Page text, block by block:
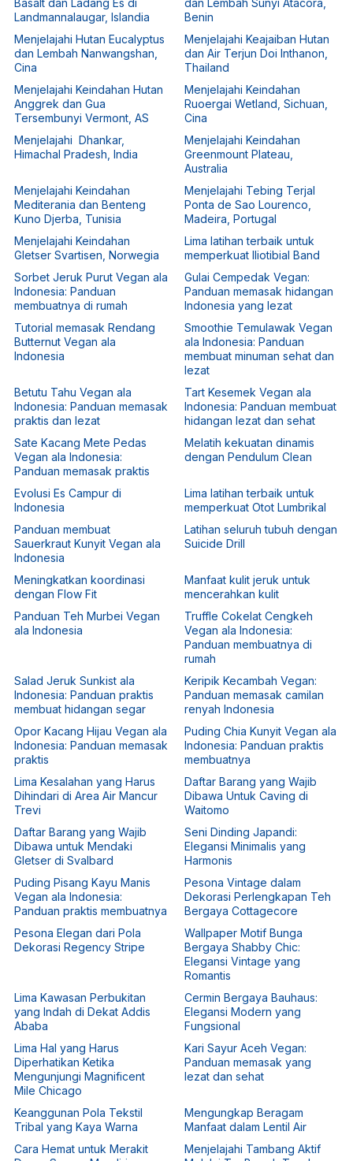
Basalt dan Ladang Es di
Landmannalaugar, Islandia
dan Lembah Sunyi Atacora,
Benin
Menjelajahi Hutan Eucalyptus
dan Lembah Nanwangshan,
Cina
Menjelajahi Keajaiban Hutan
dan Air Terjun Doi Inthanon,
Thailand
Menjelajahi Keindahan Hutan
Anggrek dan Gua
Tersembunyi Vermont, AS
Menjelajahi Keindahan
Ruoergai Wetland, Sichuan,
Cina
Menjelajahi Dhankar,
Himachal Pradesh, India
Menjelajahi Keindahan
Greenmount Plateau,
Australia
Menjelajahi Keindahan
Mediterania dan Benteng
Kuno Djerba, Tunisia
Menjelajahi Tebing Terjal
Ponta de Sao Lourenco,
Madeira, Portugal
Menjelajahi Keindahan
Gletser Svartisen, Norwegia
Lima latihan terbaik untuk
memperkuat Iliotibial Band
Sorbet Jeruk Purut Vegan ala
Indonesia: Panduan
membuatnya di rumah
Gulai Cempedak Vegan:
Panduan memasak hidangan
Indonesia yang lezat
Tutorial memasak Rendang
Butternut Vegan ala
Indonesia
Smoothie Temulawak Vegan
ala Indonesia: Panduan
membuat minuman sehat dan
lezat
Betutu Tahu Vegan ala
Indonesia: Panduan memasak
praktis dan lezat
Tart Kesemek Vegan ala
Indonesia: Panduan membuat
hidangan lezat dan sehat
Sate Kacang Mete Pedas
Vegan ala Indonesia:
Panduan memasak praktis
Melatih kekuatan dinamis
dengan Pendulum Clean
Evolusi Es Campur di
Indonesia
Lima latihan terbaik untuk
memperkuat Otot Lumbrikal
Panduan membuat
Sauerkraut Kunyit Vegan ala
Indonesia
Latihan seluruh tubuh dengan
Suicide Drill
Meningkatkan koordinasi
dengan Flow Fit
Manfaat kulit jeruk untuk
mencerahkan kulit
Panduan Teh Murbei Vegan
ala Indonesia
Truffle Cokelat Cengkeh
Vegan ala Indonesia:
Panduan membuatnya di
rumah
Salad Jeruk Sunkist ala
Indonesia: Panduan praktis
membuat hidangan segar
Keripik Kecambah Vegan:
Panduan memasak camilan
renyah Indonesia
Opor Kacang Hijau Vegan ala
Indonesia: Panduan memasak
praktis
Puding Chia Kunyit Vegan ala
Indonesia: Panduan praktis
membuatnya
Lima Kesalahan yang Harus
Dihindari di Area Air Mancur
Trevi
Daftar Barang yang Wajib
Dibawa Untuk Caving di
Waitomo
Daftar Barang yang Wajib
Dibawa untuk Mendaki
Gletser di Svalbard
Seni Dinding Japandi:
Elegansi Minimalis yang
Harmonis
Puding Pisang Kayu Manis
Vegan ala Indonesia:
Panduan praktis membuatnya
Pesona Vintage dalam
Dekorasi Perlengkapan Teh
Bergaya Cottagecore
Pesona Elegan dari Pola
Dekorasi Regency Stripe
Wallpaper Motif Bunga
Bergaya Shabby Chic:
Elegansi Vintage yang
Romantis
Lima Kawasan Perbukitan
yang Indah di Dekat Addis
Ababa
Cermin Bergaya Bauhaus:
Elegansi Modern yang
Fungsional
Lima Hal yang Harus
Diperhatikan Ketika
Mengunjungi Magnificent
Mile Chicago
Kari Sayur Aceh Vegan:
Panduan memasak yang
lezat dan sehat
Keanggunan Pola Tekstil
Tribal yang Kaya Warna
Mengungkap Beragam
Manfaat dalam Lentil Air
Cara Hemat untuk Merakit
Menjelajahi Tambang Aktif